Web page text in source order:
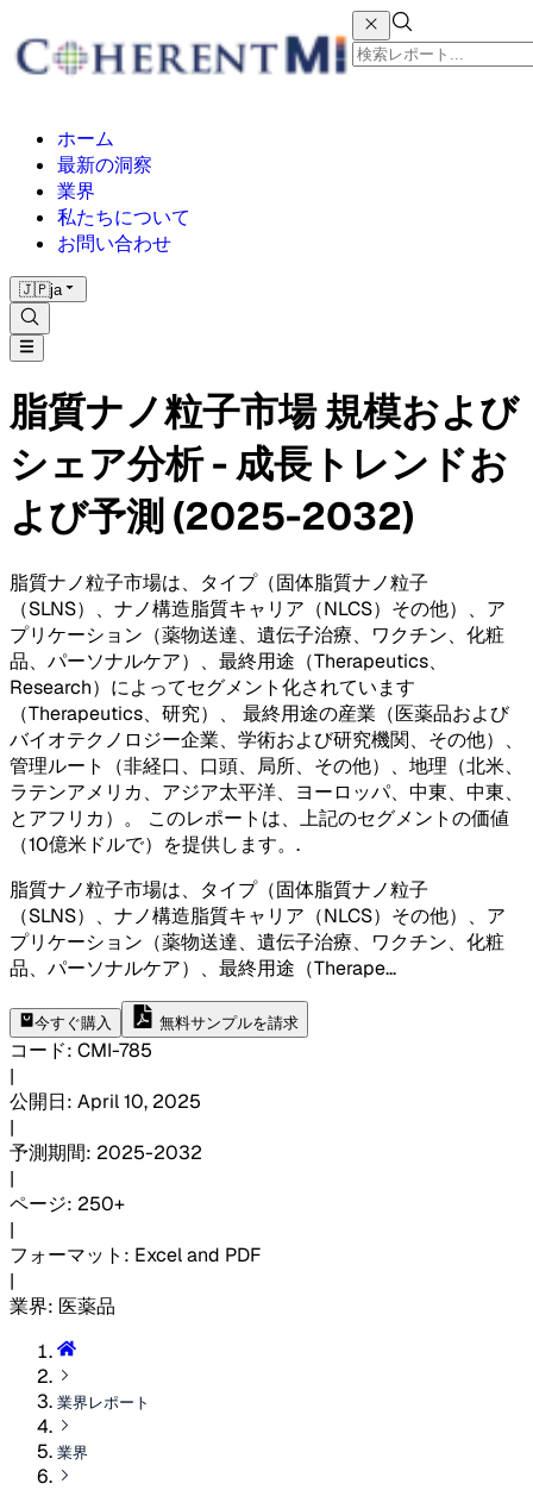
ホーム
最新の洞察
業界
私たちについて
お問い合わせ
🇯🇵ja
脂質ナノ粒子市場 規模および
シェア分析 - 成長トレンドお
よび予測 (2025-2032)
脂質ナノ粒子市場は、タイプ（固体脂質ナノ粒子
（SLNS）、ナノ構造脂質キャリア（NLCS）その他）、ア
プリケーション（薬物送達、遺伝子治療、ワクチン、化粧
品、パーソナルケア）、最終用途（Therapeutics、
Research）によってセグメント化されています
（Therapeutics、研究）、 最終用途の産業（医薬品および
バイオテクノロジー企業、学術および研究機関、その他）、
管理ルート（非経口、口頭、局所、その他）、地理（北米、
ラテンアメリカ、アジア太平洋、ヨーロッパ、中東、中東、
とアフリカ）。 このレポートは、上記のセグメントの価値
（10億米ドルで）を提供します。 .
脂質ナノ粒子市場は、タイプ（固体脂質ナノ粒子
（SLNS）、ナノ構造脂質キャリア（NLCS）その他）、ア
プリケーション（薬物送達、遺伝子治療、ワクチン、化粧
品、パーソナルケア）、最終用途（Therape...
今すぐ購入 無料サンプルを請求
コード: CMI-785
|
公開日: April 10, 2025
|
予測期間: 2025-2032
|
ページ: 250+
|
フォーマット : Excel and PDF
|
業界: 医薬品
業界レポート
業界